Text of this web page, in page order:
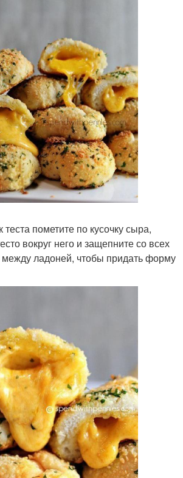
пометите по кусочку сыра,
вокруг него и защепните со всех
между ладоней, чтобы придать форму